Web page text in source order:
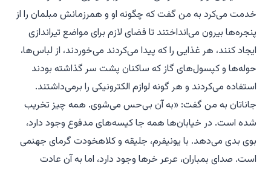
خدمت می‌کرد به من گفت که چگونه او و همرزمانش مبلمان را از
پنجره‌ها بیرون می‌انداختند تا فضای لازم برای مواضع تیراندازی
ایجاد کنند، هر غذایی را که پیدا می‌کردند می‌خوردند، از لباس‌ها،
حوله‌ها و کپسول‌های گاز که ساکنان پشت سر گذاشته بودند
استفاده می‌کردند و هر گونه لوازم الکترونیکی را برمی‌داشتند.
جاناتان به من گفت: «به آن بی‌حس می‌شوی. همه چیز تخریب
شده است. در خیابان‌ها همه جا کیسه‌های مدفوع وجود دارد،
بوی بدی می‌دهد. با یونیفرم، جلیقه و کلاهخودت گرمای جهنمی
است. صدای بمباران، عرعر خرها وجود دارد، اما به آن عادت